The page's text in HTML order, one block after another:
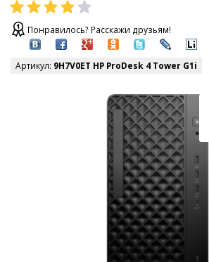
Понравилось? Расскажи друзьям!
Артикул: 9H7V0ET HP ProDesk 4 Tower G1i